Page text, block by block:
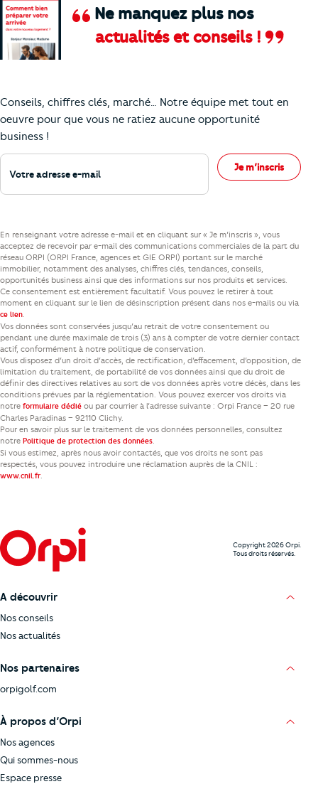
Ne manquez plus nos
actualités et conseils !
Conseils, chiffres clés, marché… Notre équipe met tout en
oeuvre pour que vous ne ratiez aucune opportunité
business !
Votre adresse e-mail
Je m’inscris
En renseignant votre adresse e-mail et en cliquant sur « Je m’inscris », vous
acceptez de recevoir par e-mail des communications commerciales de la part du
réseau ORPI (ORPI France, agences et GIE ORPI) portant sur le marché
immobilier, notamment des analyses, chiffres clés, tendances, conseils,
opportunités business ainsi que des informations sur nos produits et services.
Ce consentement est entièrement facultatif. Vous pouvez le retirer à tout
moment en cliquant sur le lien de désinscription présent dans nos e-mails ou via
ce lien.
Vos données sont conservées jusqu’au retrait de votre consentement ou
pendant une durée maximale de trois (3) ans à compter de votre dernier contact
actif, conformément à notre politique de conservation.
Vous disposez d’un droit d’accès, de rectification, d’effacement, d’opposition, de
limitation du traitement, de portabilité de vos données ainsi que du droit de
définir des directives relatives au sort de vos données après votre décès, dans les
conditions prévues par la réglementation. Vous pouvez exercer vos droits via
notre formulaire dédié ou par courrier à l’adresse suivante : Orpi France – 20 rue
Charles Paradinas – 92110 Clichy.
Pour en savoir plus sur le traitement de vos données personnelles, consultez
notre Politique de protection des données.
Si vous estimez, après nous avoir contactés, que vos droits ne sont pas
respectés, vous pouvez introduire une réclamation auprès de la CNIL :
www.cnil.fr.
Copyright 2026 Orpi.
Tous droits réservés.
A découvrir
Nos conseils
Nos actualités
Nos partenaires
orpigolf.com
À propos d’Orpi
Nos agences
Qui sommes-nous
Espace presse